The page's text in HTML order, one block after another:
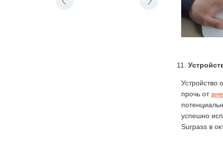
Устройство
прочь от
успешно
Surpass в